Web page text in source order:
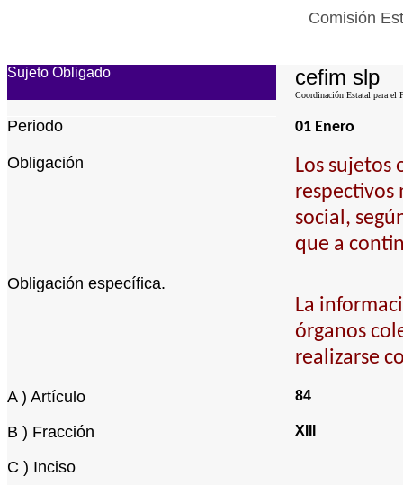
Comisión
Sujeto Obligado cefim slp
Coordinación Estatal para
Periodo 01 Enero
Obligación
Los sujetos
respectivos
social,
que a
Obligación específica.
La
órganos
realizarse
A ) Artículo 84
B ) Fracción XIII
C ) Inciso